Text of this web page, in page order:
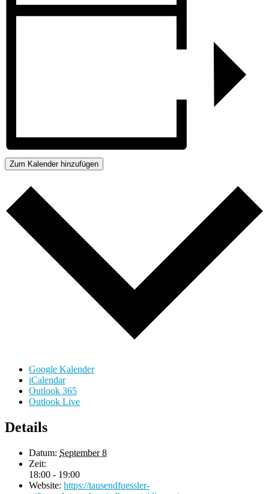
Zum Kalender hinzufügen
Google Kalender
iCalendar
Outlook 365
Outlook Live
Details
Datum: September 8
Zeit:
18:00 - 19:00
Website: https://tausendfuessler-